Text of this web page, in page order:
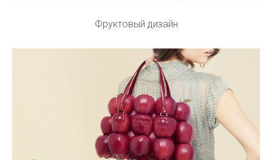
Фруктовый дизайн